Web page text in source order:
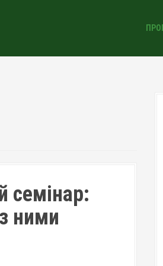
семінар:
ними